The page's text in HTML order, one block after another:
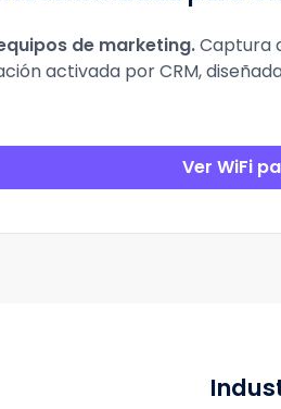
de marketing.Captura
activada por CRM,
Ver WiFi